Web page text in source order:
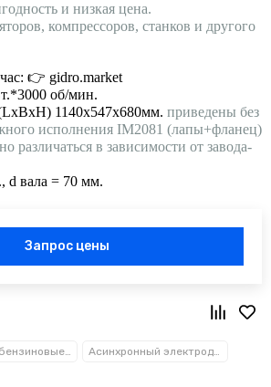
и низкая цена.
компрессоров, станков и другого
👉 gidro.market
об/мин.
1140х547х680мм. приведены без
исполнения IM2081 (лапы+фланец)
различаться в зависимости от завода-
d вала = 70 мм.
Запрос цены
Двигатели бензиновые и электрические Асинхронный электродвигатель - серии АИР